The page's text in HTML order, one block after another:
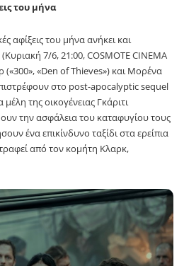
του μήνα
αφίξεις του μήνα ανήκει και
(Κυριακή 7/6, 21:00, COSMOTE CINEMA
(«300», «Den of Thieves») και Μορένα
στο post-apocalyptic sequel
της οικογένειας Γκάριτι
την ασφάλεια του καταφυγίου τους
ένα επικίνδυνο ταξίδι στα ερείπια
από τον κομήτη Κλαρκ,